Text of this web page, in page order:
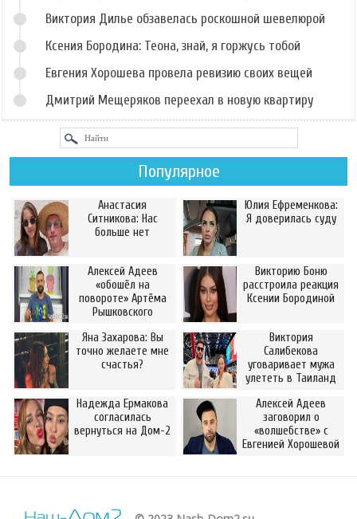
Виктория Дилье обзавелась роскошной шевелюрой
Ксения Бородина: Теона, знай, я горжусь тобой
Евгения Хорошева провела ревизию своих вещей
Дмитрий Мещеряков переехал в новую квартиру
Популярное
Анастасия
Ситникова: Нас
больше нет
Юлия Ефременкова:
Я доверилась суду
Алексей Адеев
«обошёл на
повороте» Артёма
Рышковского
Викторию Боню
расстроила реакция
Ксении Бородиной
Яна Захарова: Вы
точно желаете мне
счастья?
Виктория
Салибекова
уговаривает мужа
улететь в Таиланд
Надежда Ермакова
согласилась
вернуться на Дом-2
Алексей Адеев
заговорил о
«волшебстве» с
Евгенией Хорошевой